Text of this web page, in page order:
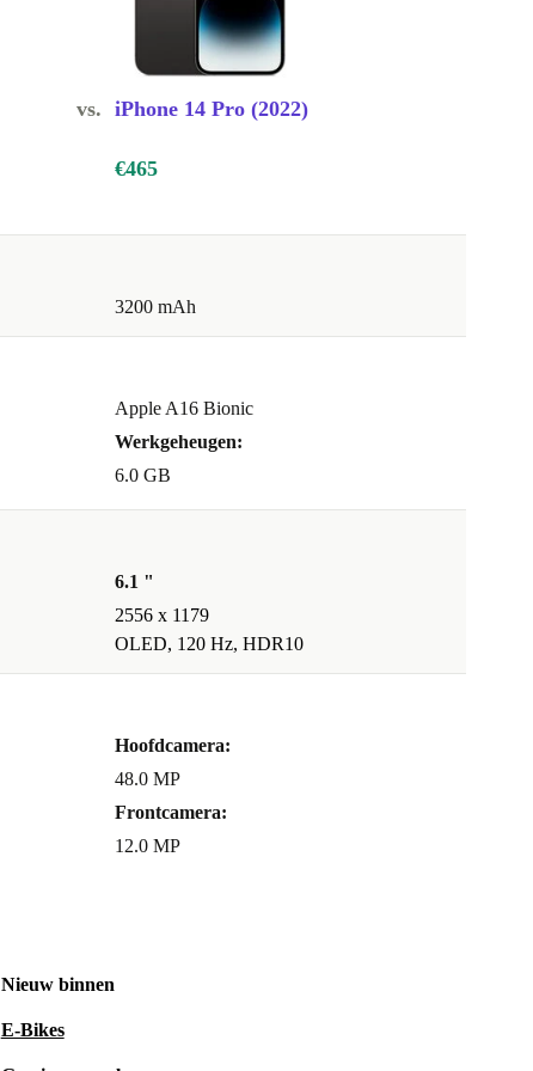
vs. iPhone 14 Pro (2022)
€465
3200 mAh
Apple A16 Bionic
Werkgeheugen:
6.0 GB
6.1 "
2556 x 1179
OLED, 120 Hz, HDR10
Hoofdcamera:
48.0 MP
Frontcamera:
12.0 MP
Nieuw binnen
E-Bikes